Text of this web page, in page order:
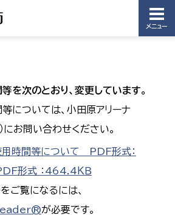
メニュー
を次のとおり、変更しています。
については、小田原アリーナ
お問い合わせください。
用時間等について PDF形式：
形式 ：464.4ＫＢ
ご覧になるには、
が必要です。